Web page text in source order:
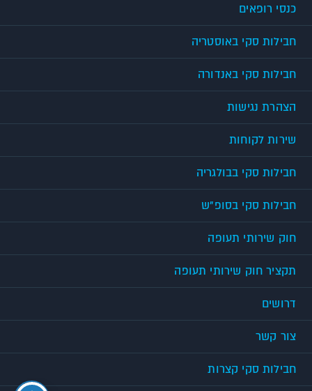
כנסי רופאים
חבילות סקי באוסטריה
חבילות סקי באנדורה
הצהרת נגישות
שירות לקוחות
חבילות סקי בבולגריה
חבילות סקי בסופ"ש
חוק שירותי תעופה
תקציר חוק שירותי תעופה
דרושים
צור קשר
חבילות סקי קצרות